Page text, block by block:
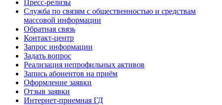
Пресс-релизы
Служба по связям с общественностью и средствам
массовой информации
Обратная связь
Контакт-центр
Запрос информации
Задать вопрос
Реализация непрофильных активов
Запись абонентов на приём
Оформление заявки
Отзыв заявки
Интернет-приемная ГД